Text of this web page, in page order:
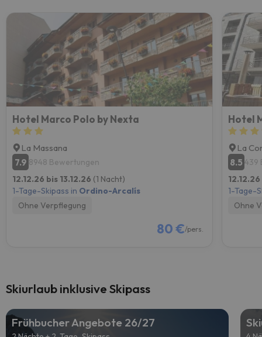
Hotel Marco Polo by Nexta
La Massana
7.9 8948 Bewertungen
12.12.26 bis 13.12.26 (1 Nacht)
1-Tage-Skipass in Ordino-Arcalís
Ohne Verpflegung
80 €/pers.
Hotel
La
8.5 439
1-Tage-
Ohne
Skiurlaub inklusive Skipass
Frühbucher Angebote 26/27